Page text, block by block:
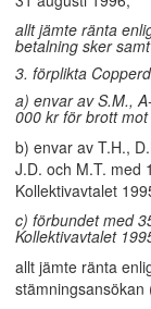
allt jämte ränta
betalning sker samt
3. förplikta
a) envar av S.M.,
000 kr för brott
b) envar av T.H.,
J.D. och M.T. med
Kollektivavtalet
c) förbundet med
Kollektivavtalet
allt jämte ränta
stämningsansökan